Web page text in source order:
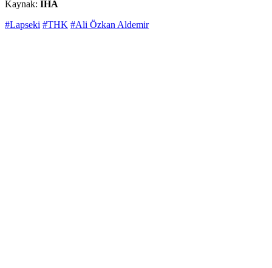
Kaynak: İHA
#Lapseki #THK #Ali Özkan Aldemir